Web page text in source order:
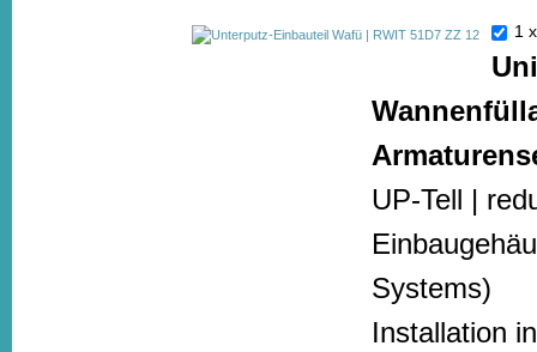
1
UP-Tell |
Systems)
Installation